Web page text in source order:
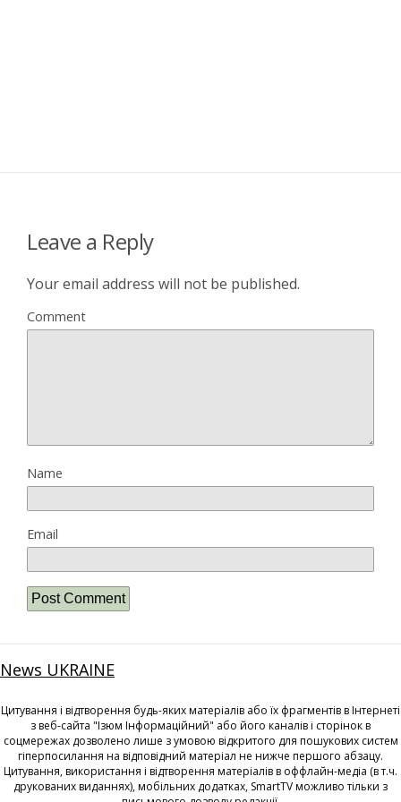
Leave a Reply
Your email address will not be published.
Comment
Name
Email
News UKRAINE
Цитування і відтворення будь-яких матеріалів або їх фрагментів в Інтернеті
з веб-сайта "Ізюм Інформаційний" або його каналів і сторінок в
соцмережах дозволено лише з умовою відкритого для пошукових систем
гіперпосилання на відповідний матеріал не нижче першого абзацу.
Цитування, використання і відтворення матеріалів в оффлайн-медіа (в т.ч.
друкованих виданнях), мобільних додатках, SmartTV можливо тільки з